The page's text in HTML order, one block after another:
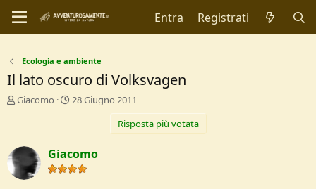
Entra Registrati
Ecologia e ambiente
Il lato oscuro di Volksvagen
C
t
o
r
Giacomo
D
d
i
I
28 Giugno 2011
Risposta più votata
Giacomo